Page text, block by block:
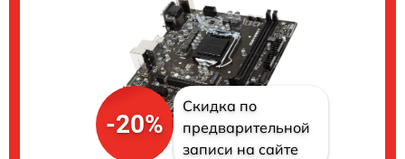
-20%
Скидка по
предварительной
записи на сайте